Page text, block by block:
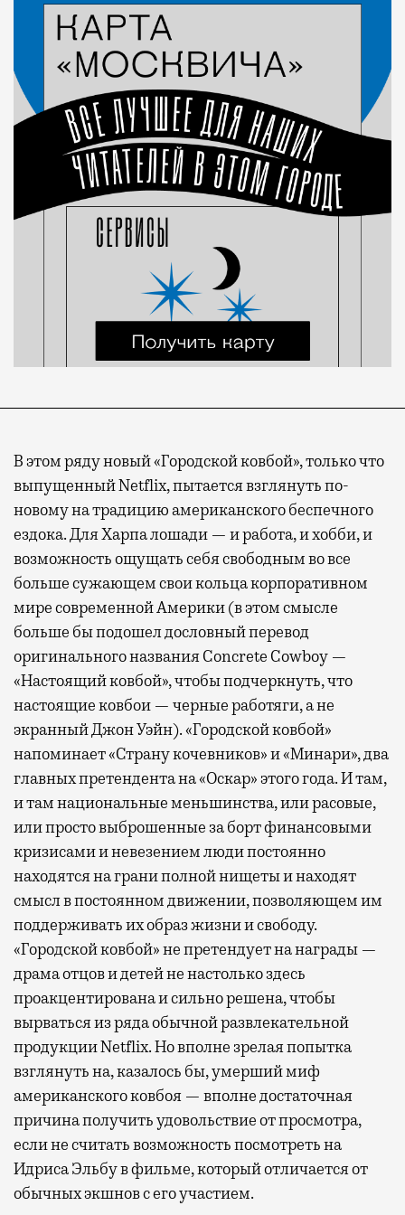
В этом ряду новый «Городской ковбой», только что
выпущенный Netflix, пытается взглянуть по-
новому на традицию американского беспечного
ездока. Для Харпа лошади — и работа, и хобби, и
возможность ощущать себя свободным во все
больше сужающем свои кольца корпоративном
мире современной Америки (в этом смысле
больше бы подошел дословный перевод
оригинального названия Concrete Cowboy —
«Настоящий ковбой», чтобы подчеркнуть, что
настоящие ковбои — черные работяги, а не
экранный Джон Уэйн). «Городской ковбой»
напоминает «Страну кочевников» и «Минари», два
главных претендента на «Оскар» этого года. И там,
и там национальные меньшинства, или расовые,
или просто выброшенные за борт финансовыми
кризисами и невезением люди постоянно
находятся на грани полной нищеты и находят
смысл в постоянном движении, позволяющем им
поддерживать их образ жизни и свободу.
«Городской ковбой» не претендует на награды —
драма отцов и детей не настолько здесь
проакцентирована и сильно решена, чтобы
вырваться из ряда обычной развлекательной
продукции Netflix. Но вполне зрелая попытка
взглянуть на, казалось бы, умерший миф
американского ковбоя — вполне достаточная
причина получить удовольствие от просмотра,
если не считать возможность посмотреть на
Идриса Эльбу в фильме, который отличается от
обычных экшнов с его участием.